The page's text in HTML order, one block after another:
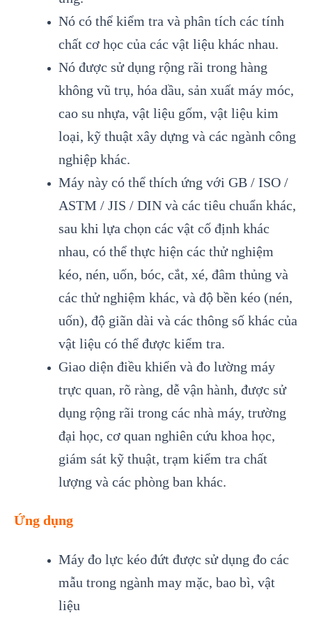
Nó có thể kiểm tra và phân tích các tính
chất cơ học của các vật liệu khác nhau.
Nó được sử dụng rộng rãi trong hàng
không vũ trụ, hóa dầu, sản xuất máy móc,
cao su nhựa, vật liệu gốm, vật liệu kim
loại, kỹ thuật xây dựng và các ngành công
nghiệp khác.
Máy này có thể thích ứng với GB / ISO /
ASTM / JIS / DIN và các tiêu chuẩn khác,
sau khi lựa chọn các vật cố định khác
nhau, có thể thực hiện các thử nghiệm
kéo, nén, uốn, bóc, cắt, xé, đâm thủng và
các thử nghiệm khác, và độ bền kéo (nén,
uốn), độ giãn dài và các thông số khác của
vật liệu có thể được kiểm tra.
Giao diện điều khiển và đo lường máy
trực quan, rõ ràng, dễ vận hành, được sử
dụng rộng rãi trong các nhà máy, trường
đại học, cơ quan nghiên cứu khoa học,
giám sát kỹ thuật, trạm kiểm tra chất
lượng và các phòng ban khác.
Ứng dụng
Máy đo lực kéo đứt được sử dụng đo các
mẫu trong ngành may mặc, bao bì, vật
liệu